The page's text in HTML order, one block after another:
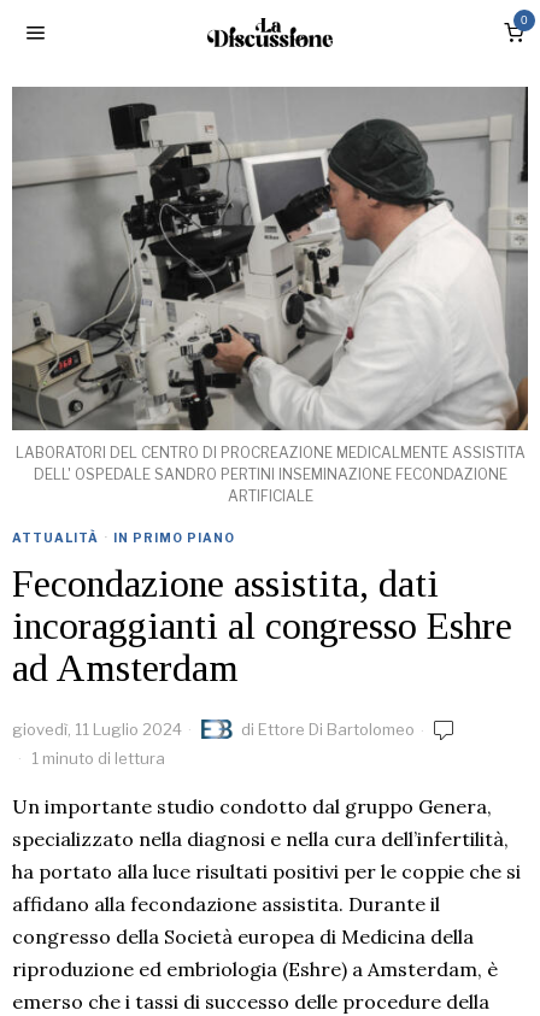
0
LABORATORI DEL CENTRO DI PROCREAZIONE MEDICALMENTE ASSISTITA
DELL' OSPEDALE SANDRO PERTINI INSEMINAZIONE FECONDAZIONE
ARTIFICIALE
ATTUALITÀ · IN PRIMO PIANO
Fecondazione assistita, dati
incoraggianti al congresso Eshre
ad Amsterdam
giovedì, 11 Luglio 2024 di Ettore Di Bartolomeo
1 minuto di lettura
Un importante studio condotto dal gruppo Genera,
specializzato nella diagnosi e nella cura dell’infertilità,
ha portato alla luce risultati positivi per le coppie che si
affidano alla fecondazione assistita. Durante il
congresso della Società europea di Medicina della
riproduzione ed embriologia (Eshre) a Amsterdam, è
emerso che i tassi di successo delle procedure della